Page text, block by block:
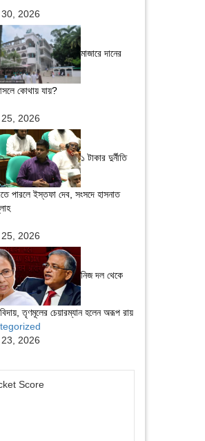
2026
মাজারে দানের
কোথায় যায়?
2026
১ টাকার দুর্নীতি
পারলে ইস্তফা দেব, সংসদে হাসনাত
2026
নিজ দল থেকে
তৃণমূলের চেয়ারম্যান হলেন অরূপ রায়
2026
Score